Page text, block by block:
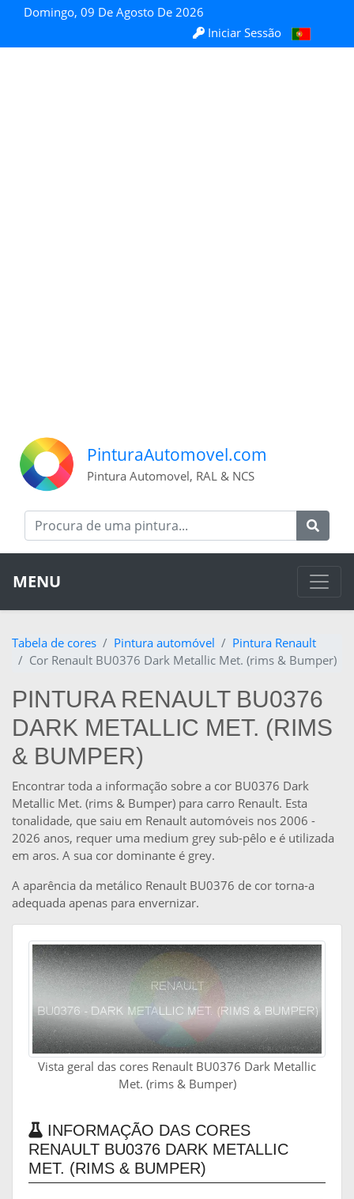
Domingo, 09 De Agosto De 2026
Iniciar Sessão
PinturaAutomovel.com
Pintura Automovel, RAL & NCS
MENU
Tabela de cores Pintura automóvel
Pintura Renault
Cor Renault BU0376 Dark Metallic Met. (rims & Bumper)
PINTURA RENAULT BU0376
DARK METALLIC MET. (RIMS
& BUMPER)
Encontrar toda a informação sobre a cor BU0376 Dark
Metallic Met. (rims & Bumper) para carro Renault. Esta
tonalidade, que saiu em Renault automóveis nos 2006 -
2026 anos, requer uma medium grey sub-pêlo e é utilizada
em aros. A sua cor dominante é grey.
A aparência da metálico Renault BU0376 de cor torna-a
adequada apenas para envernizar.
Vista geral das cores Renault BU0376 Dark Metallic
Met. (rims & Bumper)
INFORMAÇÃO DAS CORES
RENAULT BU0376 DARK METALLIC
MET. (RIMS & BUMPER)